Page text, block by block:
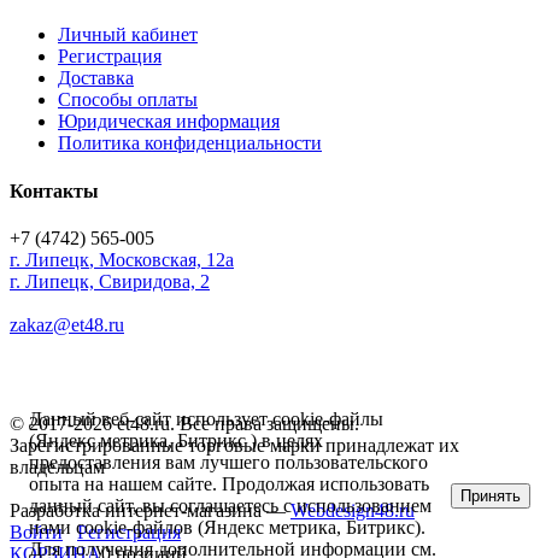
Личный кабинет
Регистрация
Доставка
Способы оплаты
Юридическая информация
Политика конфиденциальности
Контакты
+7 (4742) 565-005
г. Липецк, Московская, 12а
г. Липецк, Свиридова, 2
zakaz@et48.ru
© 2017-2026 et48.ru. Все права защищены.
Зарегистрированные торговые марки принадлежат их
владельцам
Разработка интернет-магазина —Webdesign48.ru
Войти
Регистрация
КОРЗИНА0 позиций
Данный веб-сайт использует cookie-файлы
(Яндекс метрика, Битрикс ) в целях
предоставления вам лучшего пользовательского
опыта на нашем сайте. Продолжая использовать
данный сайт, вы соглашаетесь с использованием
нами cookie-файлов (Яндекс метрика, Битрикс).
Для получения дополнительной информации см.
Принять